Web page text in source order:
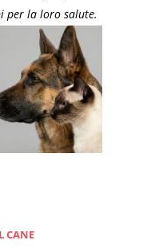
per la loro salute.
CANE